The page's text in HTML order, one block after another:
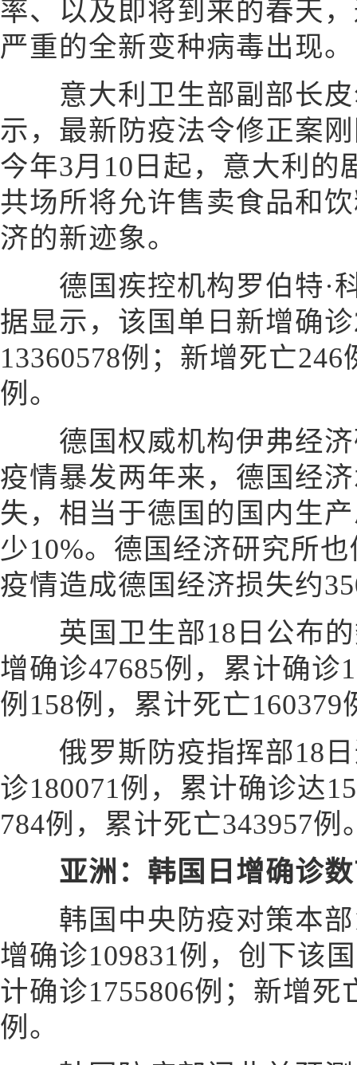
率、以及即将到来的春天
严重的全新变种病毒出现。
意大利卫生部副部长皮
示，最新防疫法令修正案
今年3月10日起，意大利的
共场所将允许售卖食品和
济的新迹象。
德国疾控机构罗伯特·
据显示，该国单日新增确
13360578例；新增死亡
例。
德国权威机构伊弗经济
疫情暴发两年来，德国经
失，相当于德国的国内生
少10%。德国经济研究所
疫情造成德国经济损失约
英国卫生部18日公布的
增确诊47685例，累计确诊
例158例，累计死亡160379
俄罗斯防疫指挥部18日
诊180071例，累计确诊达
784例，累计死亡343957例
亚洲：韩国日增确诊
韩国中央防疫对策本部
增确诊109831例，创下该
计确诊1755806例；新增死
例。